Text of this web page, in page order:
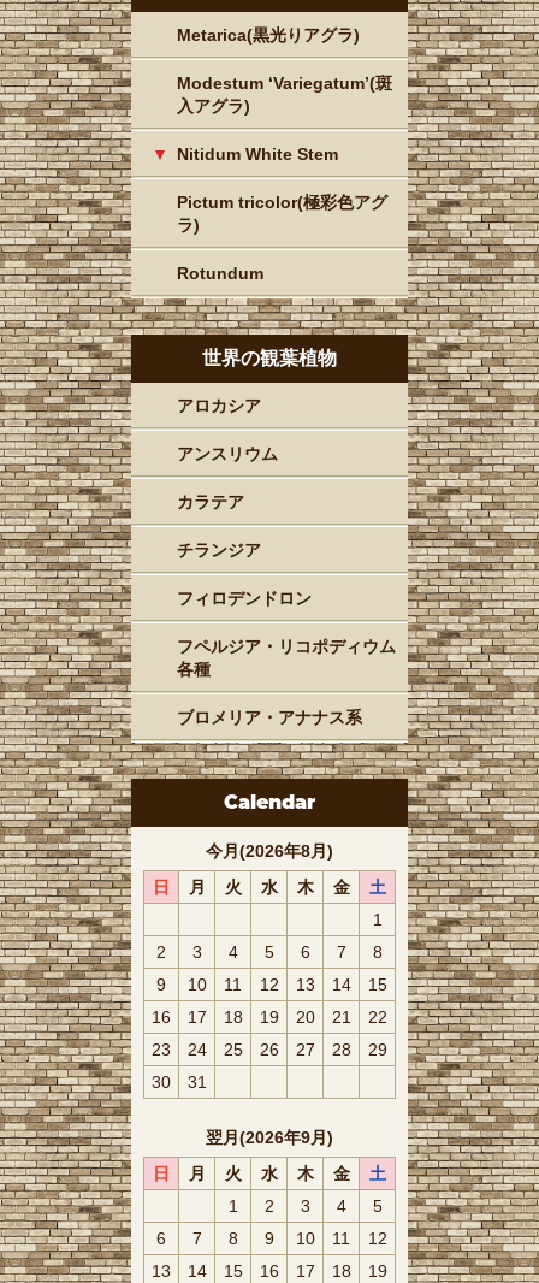
Metarica(黒光りアグラ)
Modestum ‘Variegatum’(斑
入アグラ)
Nitidum White Stem
Pictum tricolor(極彩色アグ
ラ)
Rotundum
世界の観葉植物
アロカシア
アンスリウム
カラテア
チランジア
フィロデンドロン
フペルジア・リコポディウム
各種
ブロメリア・アナナス系
Calendar
今月(2026年8月)
日
月 火 水 木 金
土
1
2
3 4 5 6 7
8
9
10 11 12 13 14
15
16
17 18 19 20 21
22
23
24 25 26 27 28
29
30
31
翌月(2026年9月)
日
月 火 水 木 金
土
1
2 3 4
5
6
7 8 9 10 11
12
13
14 15 16 17 18 19